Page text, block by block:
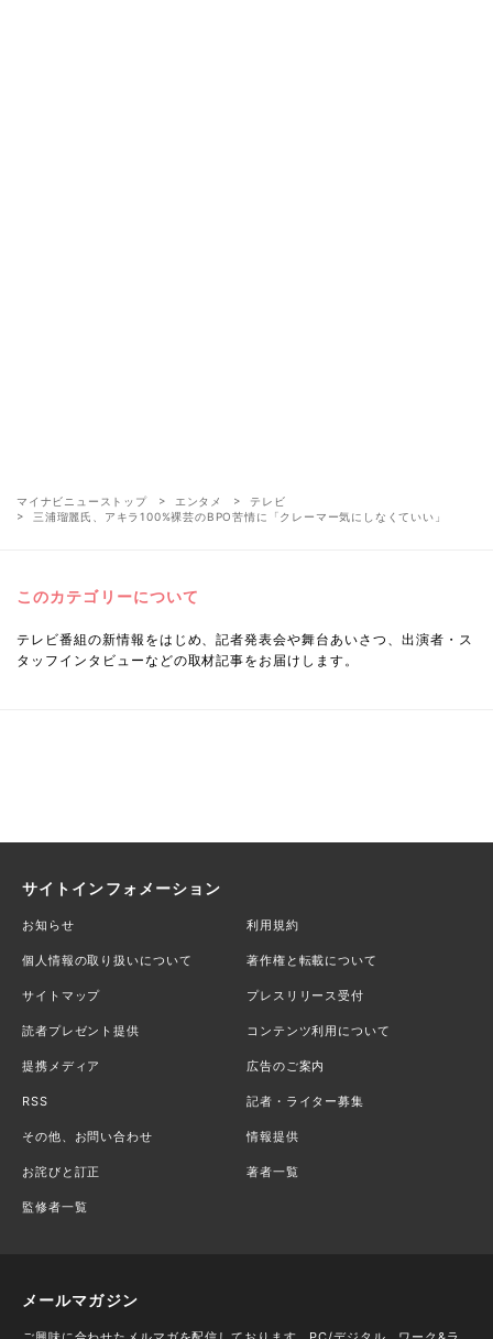
マイナビニューストップ エンタメ
テレビ
三浦瑠麗氏、アキラ100%裸芸のBPO苦情に「クレーマー気にしなくていい」
このカテゴリーについて
テレビ番組の新情報をはじめ、記者発表会や舞台あいさつ、出演者・ス
タッフインタビューなどの取材記事をお届けします。
サイトインフォメーション
お知らせ 利用規約
個人情報の取り扱いについて 著作権と転載について
サイトマップ プレスリリース受付
読者プレゼント提供 コンテンツ利用について
提携メディア 広告のご案内
RSS 記者・ライター募集
その他、お問い合わせ 情報提供
お詫びと訂正 著者一覧
監修者一覧
メールマガジン